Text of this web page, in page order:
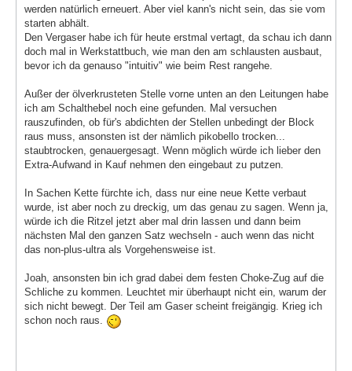
werden natürlich erneuert. Aber viel kann's nicht sein, das sie vom
starten abhält.
Den Vergaser habe ich für heute erstmal vertagt, da schau ich dann
doch mal in Werkstattbuch, wie man den am schlausten ausbaut,
bevor ich da genauso "intuitiv" wie beim Rest rangehe.
Außer der ölverkrusteten Stelle vorne unten an den Leitungen habe
ich am Schalthebel noch eine gefunden. Mal versuchen
rauszufinden, ob für's abdichten der Stellen unbedingt der Block
raus muss, ansonsten ist der nämlich pikobello trocken...
staubtrocken, genauergesagt. Wenn möglich würde ich lieber den
Extra-Aufwand in Kauf nehmen den eingebaut zu putzen.
In Sachen Kette fürchte ich, dass nur eine neue Kette verbaut
wurde, ist aber noch zu dreckig, um das genau zu sagen. Wenn ja,
würde ich die Ritzel jetzt aber mal drin lassen und dann beim
nächsten Mal den ganzen Satz wechseln - auch wenn das nicht
das non-plus-ultra als Vorgehensweise ist.
Joah, ansonsten bin ich grad dabei dem festen Choke-Zug auf die
Schliche zu kommen. Leuchtet mir überhaupt nicht ein, warum der
sich nicht bewegt. Der Teil am Gaser scheint freigängig. Krieg ich
schon noch raus.